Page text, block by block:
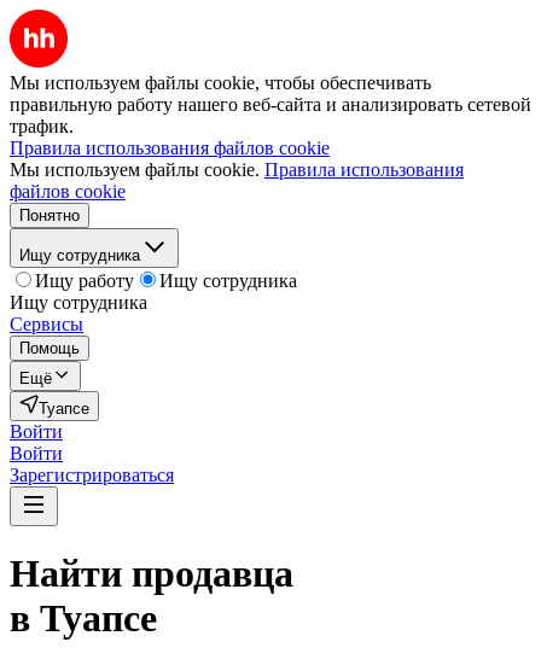
Мы используем файлы cookie, чтобы обеспечивать
правильную работу нашего веб-сайта и анализировать сетевой
трафик.
Правила использования файлов cookie
Мы используем файлы cookie. Правила использования
файлов cookie
Понятно
Ищу сотрудника
Ищу работу
Ищу сотрудника
Ищу сотрудника
Сервисы
Помощь
Ещё
Туапсе
Войти
Войти
Зарегистрироваться
Найти продавца
в Туапсе